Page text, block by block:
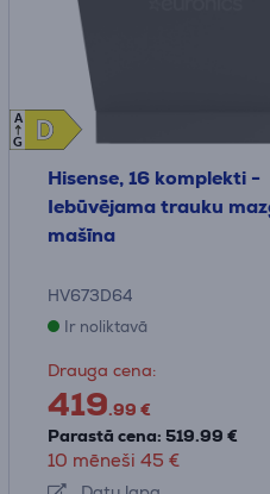
D
D
A
G
Hisense, 16 komplekti -
Iebūvējama trauku
mašīna
HV673D64
Ir noliktavā
Drauga cena:
419.99 €
Parastā cena: 519.99 €
10 mēneši 45 €